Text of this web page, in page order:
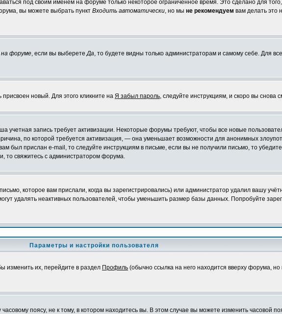
под своим именем на форуме только некоторое ограниченное время. Это сделано для
вы можете выбрать пункт Входить автоматически, но мы не рекомендуем вам делать это
форуме, если вы выберетеДа, то будете видны только администраторам и самому себе. Для
новый. Для этого кликните на Я забыл пароль, следуйте инструкциям, и скоро вы снова
учетная запись требует активизации. Некоторые форумы требуют, чтобы все новые
по которой требуется активизация, — она уменьшает возможности для анонимных
был прислан e-mail, то следуйте инструкциям в письме, если вы не получили письмо, то
то свяжитесь с администратором форума.
которое вам прислали, когда вы зарегистрировались) или администратор удалил вашу
удалять неактивных пользователей, чтобы уменьшить размер базы данных. Попробуйте
Параметры и настройки пользователя
изменить их, перейдите в раздел Профиль (обычно ссылка на него находится вверху форума,
поясу, не к тому, в котором находитесь вы. В этом случае вы можете изменить часовой